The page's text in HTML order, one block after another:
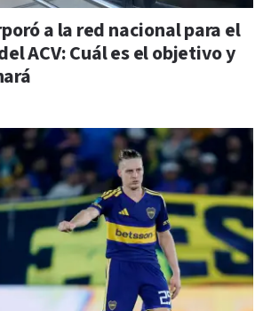
a la red nacional para el
ACV: Cuál es el objetivo y